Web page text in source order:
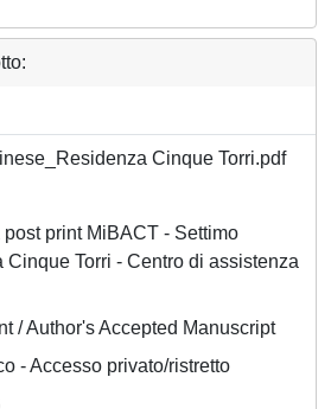
Cinque Torri.pdf
print MiBACT - Settimo
Cinque Torri - Centro di assistenza
/ Author's Accepted Manuscript
- Accesso privato/ristretto